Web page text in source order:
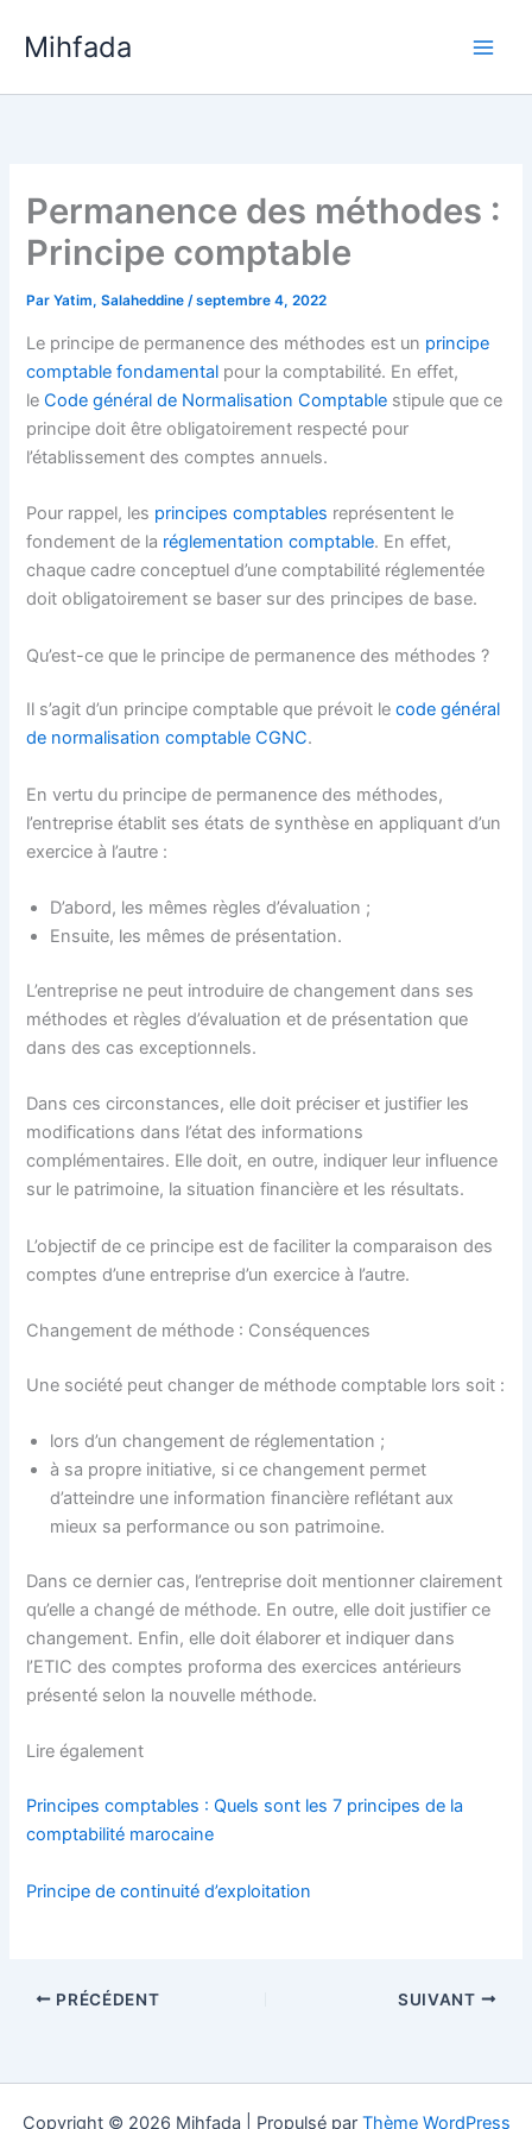
Mihfada
Permanence des méthodes :
Principe comptable
ParYatim, Salaheddine/septembre 4, 2022
Le principe de permanence des méthodes est un principe
comptable fondamental pour la comptabilité. En effet,
leCode général de Normalisation Comptable stipule que ce
principe doit être obligatoirement respecté pour
l’établissement des comptes annuels.
Pour rappel, les principes comptables représentent le
fondement de la réglementation comptable. En effet,
chaque cadre conceptuel d’une comptabilité réglementée
doit obligatoirement se baser sur des principes de base.
Qu’est-ce que le principe de permanence des méthodes ?
Il s’agit d’un principe comptable que prévoit lecode général
de normalisation comptable CGNC.
En vertu du principe de permanence des méthodes,
l’entreprise établit ses états de synthèse en appliquant d’un
exercice à l’autre :
D’abord, les mêmes règles d’évaluation ;
Ensuite, les mêmes de présentation.
L’entreprise ne peut introduire de changement dans ses
méthodes et règles d’évaluation et de présentation que
dans des cas exceptionnels.
Dans ces circonstances, elle doit préciser et justifier les
modifications dans l’état des informations
complémentaires. Elle doit, en outre, indiquer leur influence
sur le patrimoine, la situation financière et les résultats.
L’objectif de ce principe est de faciliter la comparaison des
comptes d’une entreprise d’un exercice à l’autre.
Changement de méthode : Conséquences
Une société peut changer de méthode comptable lors soit :
lors d’un changement de réglementation ;
à sa propre initiative, si ce changement permet
d’atteindre une information financière reflétant aux
mieux sa performance ou son patrimoine.
Dans ce dernier cas, l’entreprise doit mentionner clairement
qu’elle a changé de méthode. En outre, elle doit justifier ce
changement. Enfin, elle doit élaborer et indiquer dans
l’ETIC des comptes proforma des exercices antérieurs
présenté selon la nouvelle méthode.
Lire également
Principes comptables : Quels sont les 7 principes de la
comptabilité marocaine
Principe de continuité d’exploitation
PRÉCÉDENT SUIVANT
Copyright © 2026 Mihfada | Propulsé par Thème WordPress